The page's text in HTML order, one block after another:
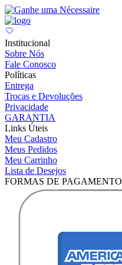
Institucional
Sobre Nós
Fale Conosco
Políticas
Entrega
Trocas e Devoluções
Privacidade
GARANTIA
Links Úteis
Meu Cadastro
Meus Pedidos
Meu Carrinho
Lista de Desejos
FORMAS DE PAGAMENTO